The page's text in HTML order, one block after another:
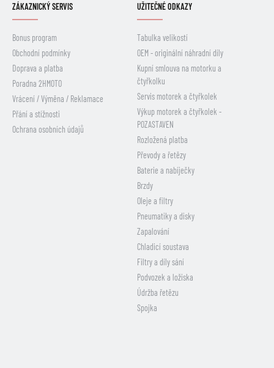
ZÁKAZNICKÝ SERVIS
Bonus program
Obchodní podmínky
Doprava a platba
Poradna 2HMOTO
Vrácení / Výměna / Reklamace
Přání a stížnosti
Ochrana osobních údajů
UŽITEČNÉ ODKAZY
Tabulka velikostí
OEM - originální náhradní díly
Kupní smlouva na motorku a
čtyřkolku
Servis motorek a čtyřkolek
Výkup motorek a čtyřkolek -
POZASTAVEN
Rozložená platba
Převody a řetězy
Baterie a nabíječky
Brzdy
Oleje a filtry
Pneumatiky a disky
Zapalování
Chladicí soustava
Filtry a díly sání
Podvozek a ložiska
Údržba řetězu
Spojka